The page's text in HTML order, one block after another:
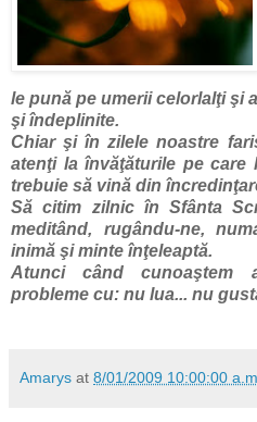
le pună pe umerii celorlalţi şi
şi îndeplinite.
Chiar şi în zilele noastre
atenţi la învăţăturile pe care
trebuie să vină din
Să citim zilnic în Sfânta
meditând, rugându-ne,
inimă şi minte înţeleaptă.
Atunci când cunoaştem
probleme cu: nu lua... nu
Amarys at 8/01/2009 10:00:00 a.m.